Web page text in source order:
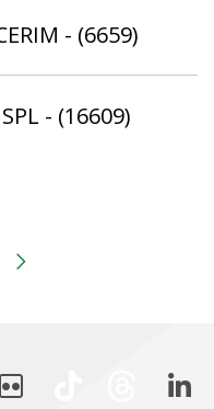
- (6659)
- (16609)
anterior